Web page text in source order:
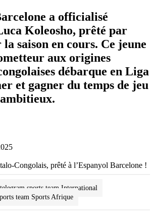
a officialisé
Koleosho, prêté par
saison en cours. Ce jeune
aux origines
débarque en Liga
et gagner du temps de jeu
International
Sports Afrique